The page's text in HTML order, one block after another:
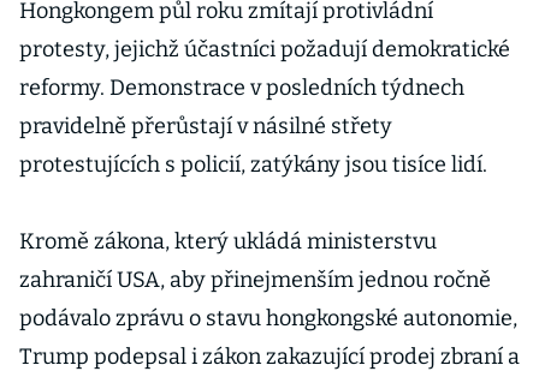
Hongkongem půl roku zmítají protivládní
protesty, jejichž účastníci požadují demokratické
reformy. Demonstrace v posledních týdnech
pravidelně přerůstají v násilné střety
protestujících s policií, zatýkány jsou tisíce lidí.
Kromě zákona, který ukládá ministerstvu
zahraničí USA, aby přinejmenším jednou ročně
podávalo zprávu o stavu hongkongské autonomie,
Trump podepsal i zákon zakazující prodej zbraní a